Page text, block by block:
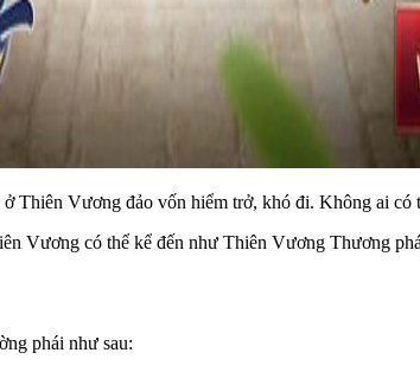
Thiên Vương đảo vốn hiểm trở, khó đi. Không ai có
Vương có thể kể đến như Thiên Vương Thương
phái như sau: